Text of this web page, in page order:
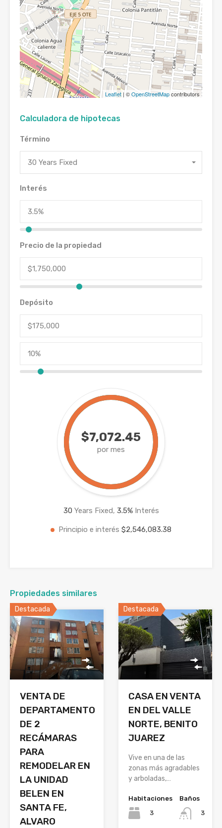
Leaflet | ©OpenStreetMapcontributors
Calculadora de hipotecas
Término
30 Years Fixed
Interés
Precio de la propiedad
Depósito
$7,072.45
por mes
30 Years Fixed, 3.5%Interés
Principio e interés $2,546,083.38
Propiedades similares
Destacada
VENTA DE
DEPARTAMENTO
DE 2
RECÁMARAS
PARA
REMODELAR EN
LA UNIDAD
BELEN EN
SANTA FE,
ALVARO
Destacada
CASA EN VENTA
EN DEL VALLE
NORTE, BENITO
JUAREZ
Vive en una de las
zonas más agradables
y arboladas,…
Habitaciones
3
Baños
3